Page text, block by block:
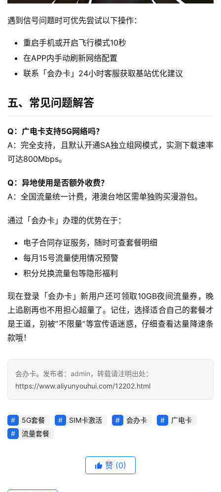
随
W
快
更
多
面
遇到信号问题时可优先尝试以下操作：
重启手机或开启飞行模式10秒
在APP内手动刷新网络配置
联系「会办卡」24小时客服获取基站优化建议
五、常见问题解答
Q：广电卡支持5G网络吗？
A：完全支持，且默认开通SA独立组网模式，实测下载速率
可达800Mbps。
Q：异地使用是否额外收费？
A：全国流量统一计费，港澳台地区需单独购买漫游包。
通过「会办卡」办理的优势在于：
电子合同存证服务，随时可查套餐明细
每月15号流量使用情况预警
积分兑换流量包等隐形福利
现在登录「会办卡」新用户还可领取10GB夜间流量券，晚
上追剧再也不用担心超量了。记住，选择适合自己的套餐才
是王道，别被”不限量”等宣传语迷惑，仔细查看达量降速条
款哦！
会办卡。发布者：admin，转载请注明出处：
https://www.aliyunyouhui.com/12202.html
5G套餐 SIM卡激活 会办卡
广电卡
流量套餐
赞 (0)